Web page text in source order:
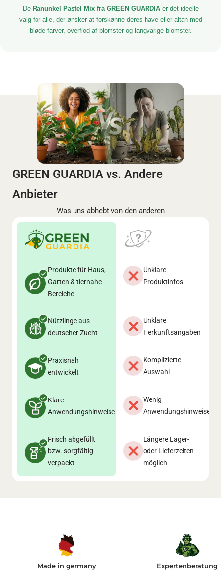
De Ranunkel Pastel Mix fra GREEN GUARDIAer det ideelle
valg for alle, der ønsker at forskønne deres have eller altan med
bløde farver, overflod af blomster og langvarige blomster.
GREEN GUARDIA vs. Andere
Anbieter
Was uns abhebt von den anderen
Produkte für Haus,
Garten & tiernahe
Bereiche
Unklare
Produktinfos
Nützlinge aus
deutscher Zucht
Unklare
Herkunftsangaben
Praxisnah
entwickelt
Komplizierte
Auswahl
Klare
Anwendungshinweise
Wenig
Anwendungshinweise
Frisch abgefüllt
bzw. sorgfältig
verpackt
Längere Lager-
oder Lieferzeiten
möglich
Made in germany Expertenberatung